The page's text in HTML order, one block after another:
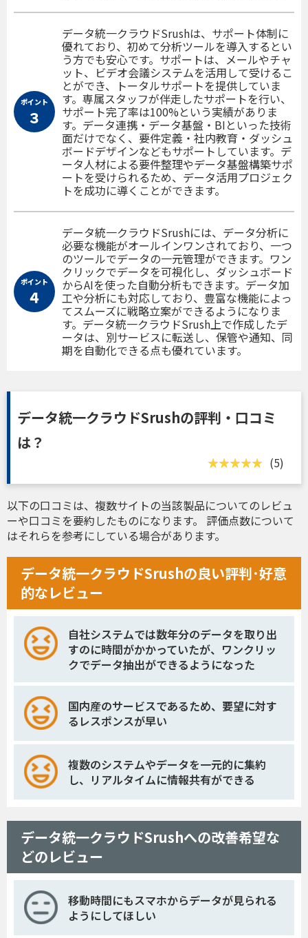
ポイント
３
データ統一クラウドSrushは、サポート体制に
優れており、初めて分析ツールを導入するとい
う方でも安心です。サポートは、メールやチャ
ット、ビデオ会議システムを活用して受けるこ
とができ、トータルサポートを提供していま
す。専属スタッフが伴走したサポートを行い、
サポート完了率は100%という実績がありま
す。データ連携・データ基盤・BIといった技術
面だけでなく、要件定義・社内教育・ダッシュ
ボードデザインなどもサポートしています。デ
ータ人材による要件整理やデータ基盤構築サポ
ートを受けられるため、データ活用プロジェク
トを成功に導くことができます。
ポイント
４
データ統一クラウドSrushには、データ分析に
必要な機能がオールインワンされており、一つ
のツールでデータの一元管理ができます。ワン
クリックでデータを可視化し、ダッシュボード
からAIを使った自動分析もできます。データ加
工や分析にも対応しており、豊富な機能によっ
てスムーズに戦略立案ができるようになりま
す。データ統一クラウドSrush上で作成したデ
ータは、別サービスに転送し、保管や通知、同
期を自動化できる点も優れています。
データ統一クラウドSrushの評判・口コミ
は？
(5)
以下の口コミは、複数サイトの当該製品についてのレビュ
ーや口コミを要約したものになります。 評価点数について
はそれらを参考にしている場合があります。
データ統一クラウドSrushの良い評判･好意
的なレビュー
自社システムでは数年分のデータを取り出
すのに時間がかかっていたが、ワンクリッ
クでデータ抽出ができるようになった
国内産のサービスであるため、要望に対す
るレスポンスが早い
複数のシステムやデータを一元的に集約
し、リアルタイムに情報共有ができる
データ統一クラウドSrushへの改善希望な
どのレビュー
移動時間にもスマホからデータが見られる
ようにしてほしい